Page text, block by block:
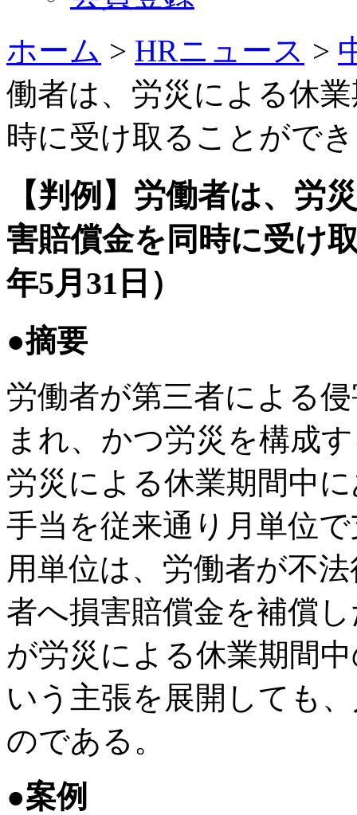
ホーム > HRニュース >
働者は、労災による休
時に受け取ることがで
【判例】労働者は、労
害賠償金を同時に受け
年5月31日）
●摘要
労働者が第三者による
まれ、かつ労災を構成
労災による休業期間中
手当を従来通り月単位
用単位は、労働者が不
者へ損害賠償金を補償
が労災による休業期間
いう主張を展開しても
のである。
●案例